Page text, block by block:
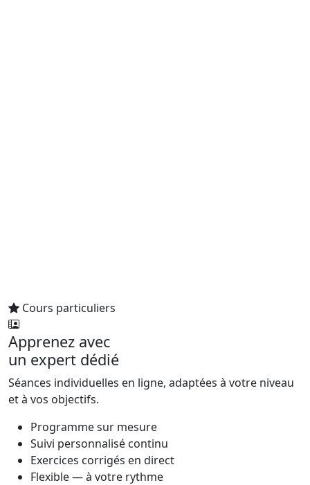
Cours particuliers
Apprenez avec
un expert dédié
Séances individuelles en ligne, adaptées à votre niveau
et à vos objectifs.
Programme sur mesure
Suivi personnalisé continu
Exercices corrigés en direct
Flexible — à votre rythme